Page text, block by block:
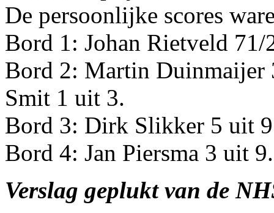
De persoonlijke scores
Bord 1: Johan Rietveld 71/
Bord 2: Martin
Smit 1 uit 3.
Bord 3: Dirk Slikker 5 uit
Bord 4: Jan Piersma 3 uit 9.
Verslag geplukt van de